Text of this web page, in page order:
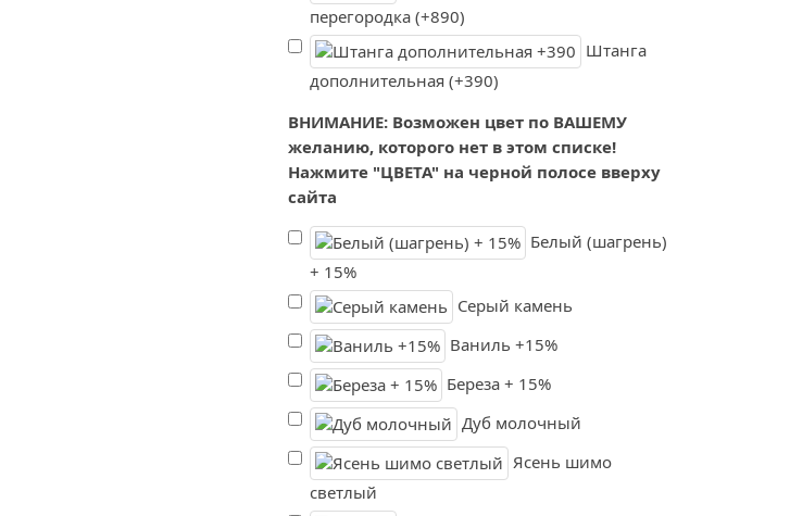
перегородка (+890)
Штанга
дополнительная (+390)
ВНИМАНИЕ: Возможен цвет по ВАШЕМУ
желанию, которого нет в этом списке!
Нажмите "ЦВЕТА" на черной полосе вверху
сайта
Белый (шагрень)
+ 15%
Серый камень
Ваниль +15%
Береза + 15%
Дуб молочный
Ясень шимо
светлый